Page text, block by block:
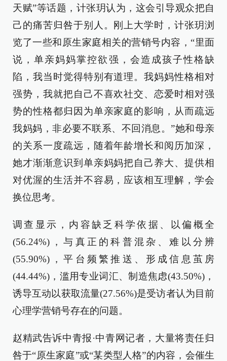
天赋”等话题，计张玥认为，这会引导观众把自
己的痛苦归咎于别人。刚上大学时，计张玥浏
览了一些和原生家庭相关的营销号内容，“里面
说，单亲妈妈掌控欲强，会造成孩子性格缺
陷，我当时觉得特别有道理。我妈妈性格相对
强势，我就把自己不喜欢社交、恋爱时相对强
势的性格都归因为单亲家庭的影响，从而疏远
我妈妈，非必要不联系、不回消息。”她和母亲
的关系一度疏远，随着年龄增长和阅历加深，
她才渐渐意识到单亲妈妈把自己养大、提供相
对优渥的生活并不容易，应该相互理解，学会
换位思考。
调查显示，内容缺乏科学依据、以偏概全
(56.24%)，与真正的科普混杂、难以分辨
(55.90%)，平台频繁推送、形成信息茧房
(44.44%)，滥用专业词汇、制造焦虑(43.50%)，
诱导互动以获取流量(27.56%)是受访者认为目前
心理学营销号存在的问题。
赵精武告诉中青报·中青网记者，大量将责任归
咎于“原生家庭”或“某类型人格”的内容，会催生